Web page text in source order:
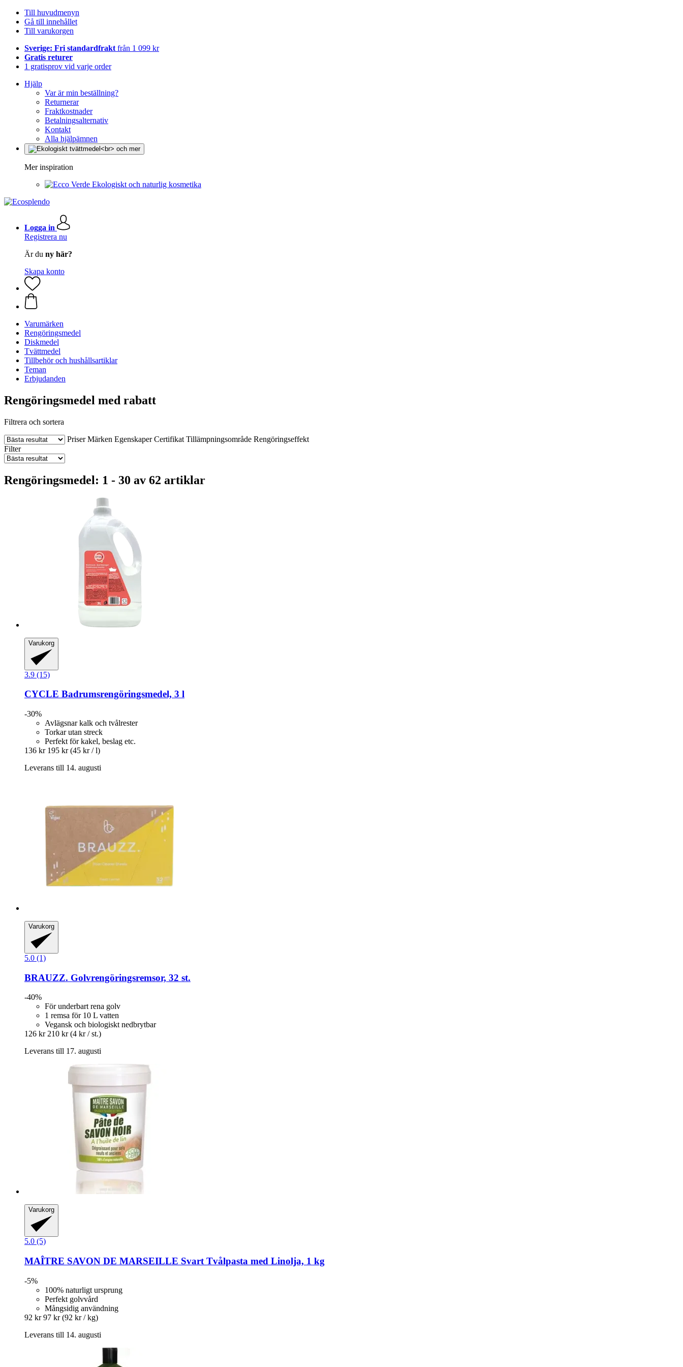
Till huvudmenyn
Gå till innehållet
Till varukorgen
Sverige: Fri standardfrakt från 1 099 kr
Gratis returer
1 gratisprov vid varje order
Hjälp
Var är min beställning?
Returnerar
Fraktkostnader
Betalningsalternativ
Kontakt
Alla hjälpämnen
Mer inspiration
Ekologiskt och naturlig kosmetika
Logga in
Registrera nu
Är du ny här?
Skapa konto
Varumärken
Rengöringsmedel
Diskmedel
Tvättmedel
Tillbehör och hushållsartiklar
Teman
Erbjudanden
Rengöringsmedel med rabatt
Filtrera och sortera
Priser Märken Egenskaper Certifikat Tillämpningsområde Rengöringseffekt
Filter
Rengöringsmedel: 1 - 30 av 62 artiklar
Varukorg
3.9 (15)
CYCLE Badrumsrengöringsmedel, 3 l
-30%
Avlägsnar kalk och tvålrester
Torkar utan streck
Perfekt för kakel, beslag etc.
136 kr 195 kr (45 kr / l)
Leverans till 14. augusti
Varukorg
5.0 (1)
BRAUZZ. Golvrengöringsremsor, 32 st.
-40%
För underbart rena golv
1 remsa för 10 L vatten
Vegansk och biologiskt nedbrytbar
126 kr 210 kr (4 kr / st.)
Leverans till 17. augusti
Varukorg
5.0 (5)
MAÎTRE SAVON DE MARSEILLE Svart Tvålpasta med Linolja, 1 kg
-5%
100% naturligt ursprung
Perfekt golvvård
Mångsidig användning
92 kr 97 kr (92 kr / kg)
Leverans till 14. augusti